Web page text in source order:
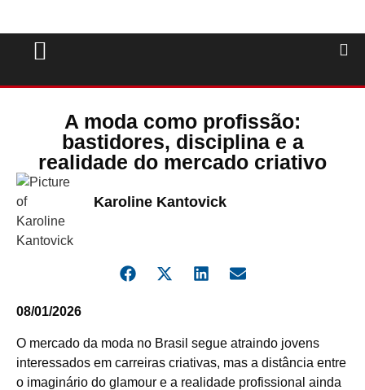
A moda como profissão:
bastidores, disciplina e a
realidade do mercado criativo
Karoline Kantovick
08/01/2026
O mercado da moda no Brasil segue atraindo jovens
interessados em carreiras criativas, mas a distância entre
o imaginário do glamour e a realidade profissional ainda